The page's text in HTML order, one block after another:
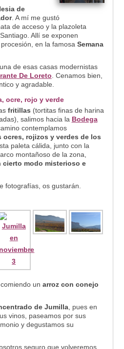
de
. A mí me gustó
de acceso y la plazoleta
Allí se exponen
en la famosa Semana
de esas casas modernistas
De Loreto . Cenamos bien,
y agradable.
ocre, rojo y verde
fritillas (tortitas finas de harina
salimos hacia la Bodega
contemplamos
ocres, rojizos y verdes de los
paleta cálida, junto con la
montañoso de la zona,
cierto modo misterioso e
fotografías, os gustarán.
un arroz con conejo
de Jumilla, pues en
vinos, paseamos por sus
y degustamos su
seguro que volveremos